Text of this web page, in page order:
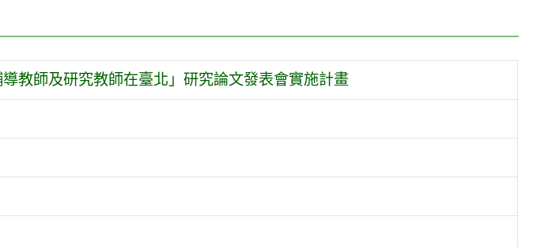
教師及研究教師在臺北」研究論文發表會實施計畫